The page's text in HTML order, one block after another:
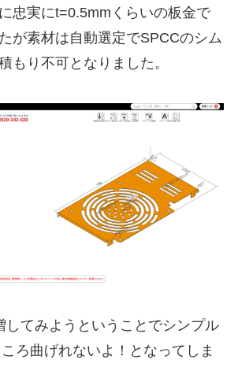
忠実にt=0.5mmくらいの板金で
が素材は自動選定でSPCCのシム
もり不可となりました。
してみようということでシンプル
ろ曲げれないよ！となってしま